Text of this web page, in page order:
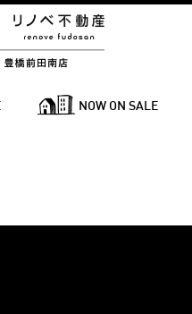
NOW ON SALE